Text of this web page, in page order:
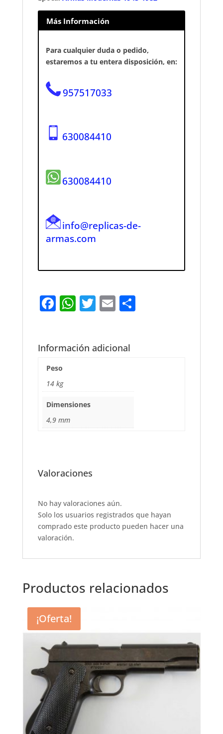
Más Información
Para cualquier duda o pedido,
estaremos a tu entera disposición, en:
957517033
630084410
630084410
info@replicas-de-
armas.com
F
e
b
o
o
k
W
s
p
T
te
E
l
S
Información adicional
Peso
14 kg
Dimensiones
4,9 mm
Valoraciones
No hay valoraciones aún.
Solo los usuarios registrados que hayan
comprado este producto pueden hacer una
valoración.
Productos relacionados
¡Oferta!